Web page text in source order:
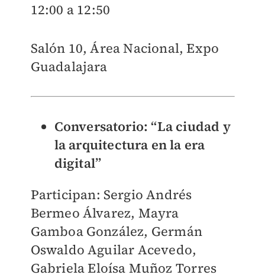
12:00 a 12:50
Salón 10, Área Nacional, Expo
Guadalajara
Conversatorio: “La ciudad y
la arquitectura en la era
digital”
Participan: Sergio Andrés
Bermeo Álvarez, Mayra
Gamboa González, Germán
Oswaldo Aguilar Acevedo,
Gabriela Eloísa Muñoz Torres